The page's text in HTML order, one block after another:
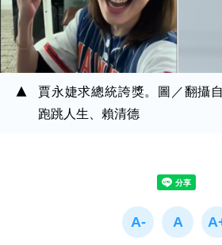
賈永婕求總統誇獎。圖／翻攝
跑跳人生、賴清德